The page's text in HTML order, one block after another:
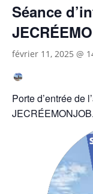
Séance
février 11, 2025 @
Porte d’entrée de